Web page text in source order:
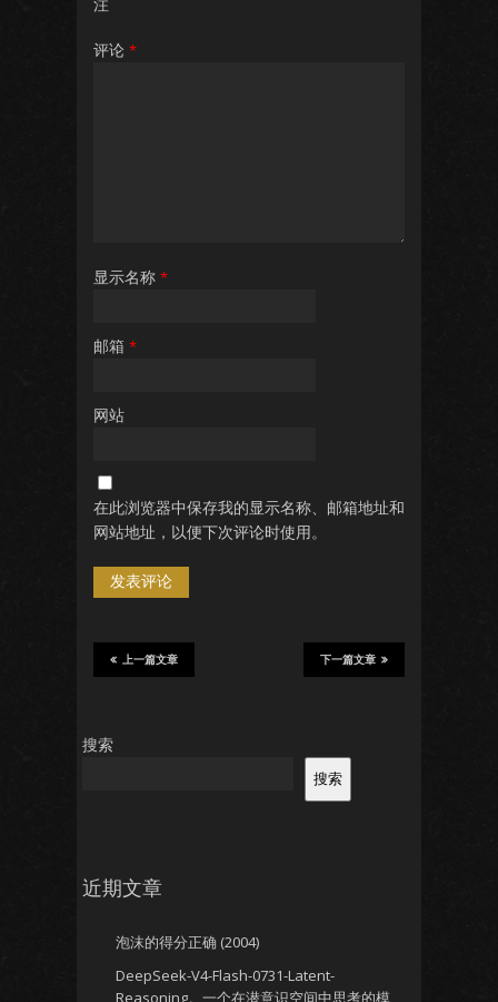
评论 *
显示名称 *
邮箱 *
网站
在此浏览器中保存我的显示名称、邮箱地址和
网站地址，以便下次评论时使用。
下一篇文章
上一篇文章
搜索
搜索
近期文章
泡沫的得分正确 (2004)
DeepSeek-V4-Flash-0731-Latent-
Reasoning。一个在潜意识空间中思考的模